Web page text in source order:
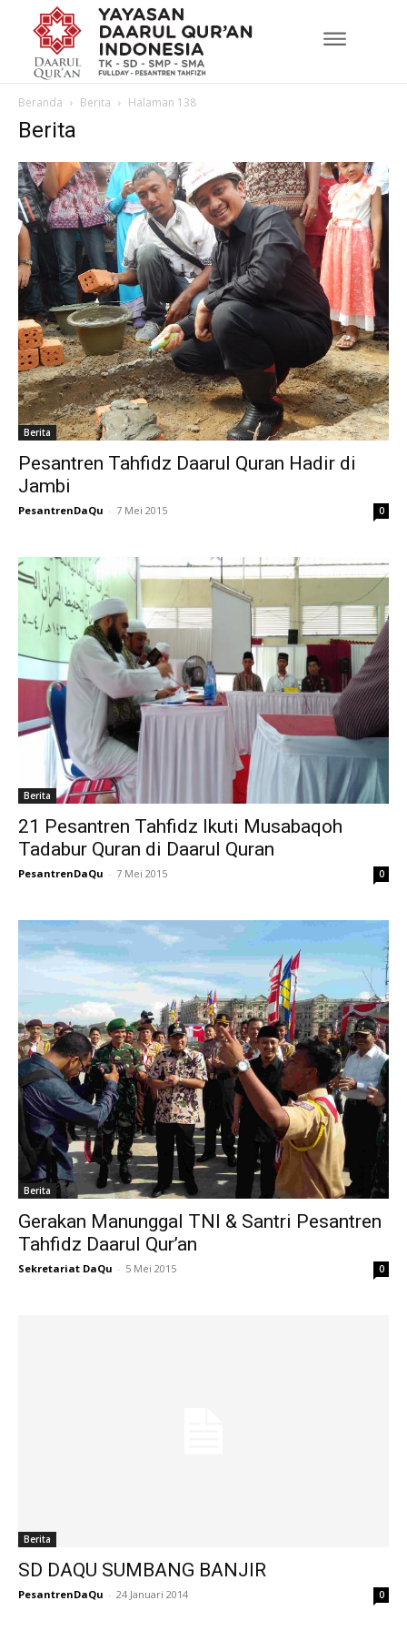
Beranda Berita Halaman 138
Berita
Berita
Pesantren Tahfidz Daarul Quran Hadir di
Jambi
PesantrenDaQu - 7 Mei 2015 0
Berita
21 Pesantren Tahfidz Ikuti Musabaqoh
Tadabur Quran di Daarul Quran
PesantrenDaQu - 7 Mei 2015 0
Berita
Gerakan Manunggal TNI & Santri Pesantren
Tahfidz Daarul Qur’an
Sekretariat DaQu - 5 Mei 2015 0
Berita
SD DAQU SUMBANG BANJIR
PesantrenDaQu - 24 Januari 2014 0